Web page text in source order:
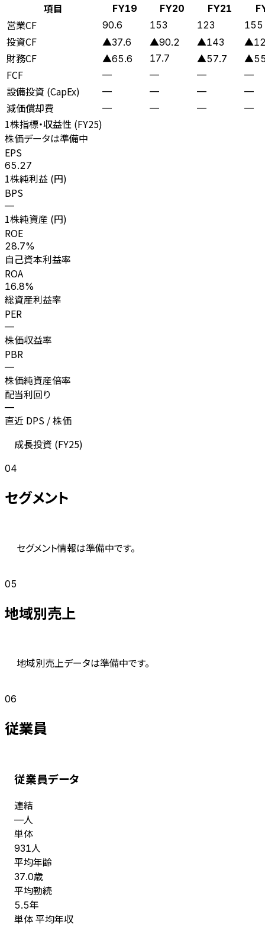
項目
FY19 FY20 FY21
営業CF 90.6 153 123 155
投資CF ▲37.6 ▲90.2 ▲143
財務CF ▲65.6 17.7 ▲57.7
FCF — — — —
設備投資 (CapEx) — — — —
減価償却費 — — — —
1株指標・収益性 (FY25)
株価データは準備中
EPS
65.27
1株純利益 (円)
BPS
—
1株純資産 (円)
ROE
28.7%
自己資本利益率
ROA
16.8%
総資産利益率
PER
—
株価収益率
PBR
—
株価純資産倍率
配当利回り
—
直近 DPS / 株価
成長投資 (FY25)
04
セグメント
セグメント情報は準備中です。
05
地域別売上
地域別売上データは準備中です。
06
従業員
従業員データ
連結
—人
単体
931人
平均年齢
37.0歳
平均勤続
5.5年
単体 平均年収